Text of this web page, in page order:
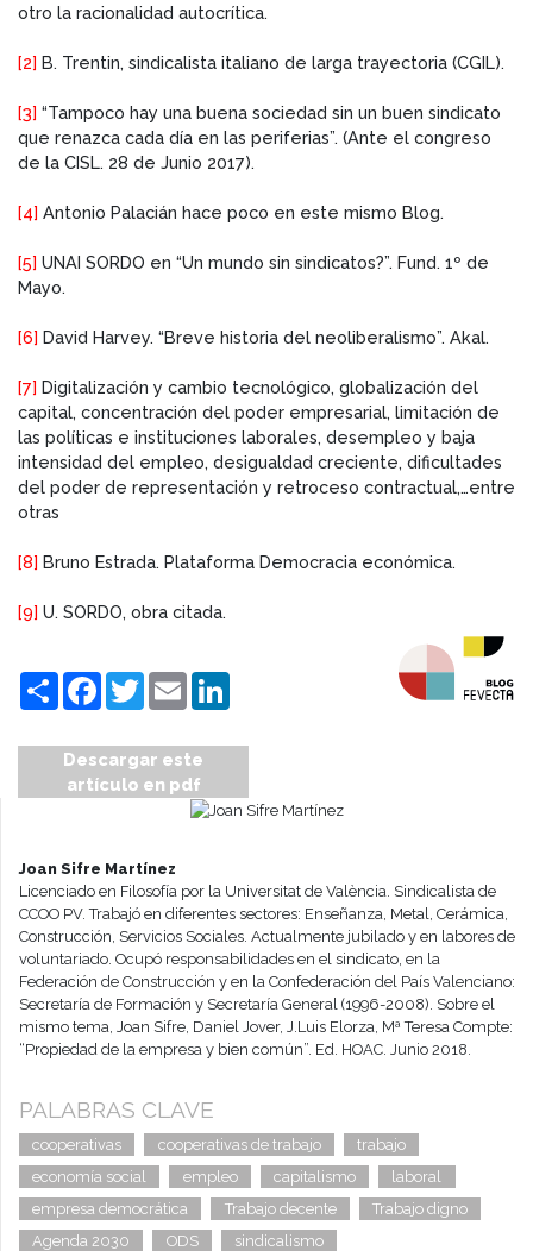
otro la racionalidad autocrítica.
[2] B. Trentin, sindicalista italiano de larga trayectoria (CGIL).
[3] “Tampoco hay una buena sociedad sin un buen sindicato
que renazca cada día en las periferias”. (Ante el congreso
de la CISL. 28 de Junio 2017).
[4] Antonio Palacián hace poco en este mismo Blog.
[5] UNAI SORDO en “Un mundo sin sindicatos?”. Fund. 1º de
Mayo.
[6] David Harvey. “Breve historia del neoliberalismo”. Akal.
[7] Digitalización y cambio tecnológico, globalización del
capital, concentración del poder empresarial, limitación de
las políticas e instituciones laborales, desempleo y baja
intensidad del empleo, desigualdad creciente, dificultades
del poder de representación y retroceso contractual,…entre
otras
[8] Bruno Estrada. Plataforma Democracia económica.
[9] U. SORDO, obra citada.
CompartirFacebook
TwitterEmail
Descargar este
artículo en pdf
Joan Sifre Martínez
Licenciado en Filosofía por la Universitat de València. Sindicalista de
CCOO PV. Trabajó en diferentes sectores: Enseñanza, Metal, Cerámica,
Construcción, Servicios Sociales. Actualmente jubilado y en labores de
voluntariado. Ocupó responsabilidades en el sindicato, en la
Federación de Construcción y en la Confederación del País Valenciano:
Secretaría de Formación y Secretaría General (1996-2008). Sobre el
mismo tema, Joan Sifre, Daniel Jover, J.Luis Elorza, Mª Teresa Compte:
“Propiedad de la empresa y bien común”. Ed. HOAC. Junio 2018.
PALABRAS CLAVE
cooperativas cooperativas de trabajo
trabajo
economía social
empleo capitalismo
laboral
empresa democrática
Trabajo decente
Trabajo digno
Agenda 2030
ODS sindicalismo